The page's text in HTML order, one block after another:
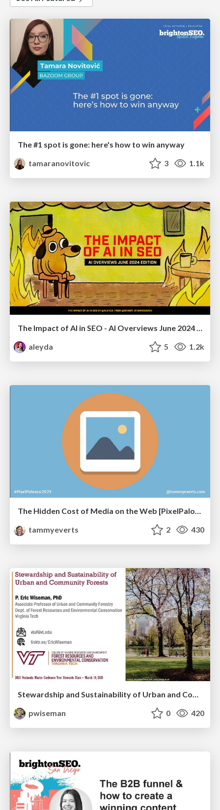
The #1 spot is gone: here's how to win anyway
tamaranovitovic
3 1.1k
The Impact of AI in SEO - AI Overviews June 2024 Edition
aleyda
5 1.2k
The Hidden Cost of Media on the Web [PixelPalooza 2025]
tammyeverts
2 430
pwiseman
0 420